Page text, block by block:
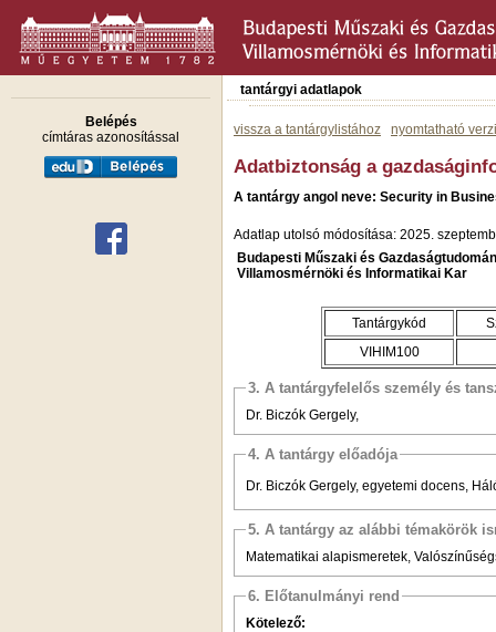
Belépés
címtáras azonosítással
tantárgyi adatlapok
vissza a tantárgylistához nyomtatható
Adatbiztonság a
A tantárgy angol neve: Security in
Adatlap utolsó módosítása: 2025.
Budapesti Műszaki és
Villamosmérnöki és Informatikai Kar
Tantárgykód
VIHIM100
3. A tantárgyfelelős személy és
Dr. Biczók Gergely,
4. A tantárgy előadója
Dr. Biczók Gergely, egyetemi docens,
5. A tantárgy az alábbi témakörök
Matematikai alapismeretek,
6. Előtanulmányi rend
Kötelező: